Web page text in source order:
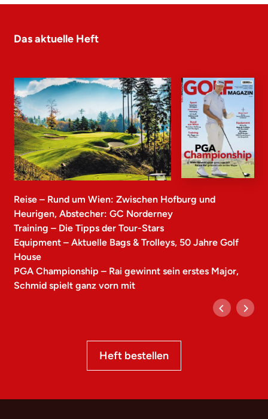
Das aktuelle Heft
Reise – Rund um Wien: Zwischen Hofburg und
Heurigen, Abstecher: GC Norderney
Training – Die Tipps der Tour-Stars
Equipment – Aktuelle Bags & Trolleys, 50 Jahre Golf
House
PGA Championship – Rai gewinnt sein erstes Major,
Schmid spielt ganz vorn mit
Heft bestellen